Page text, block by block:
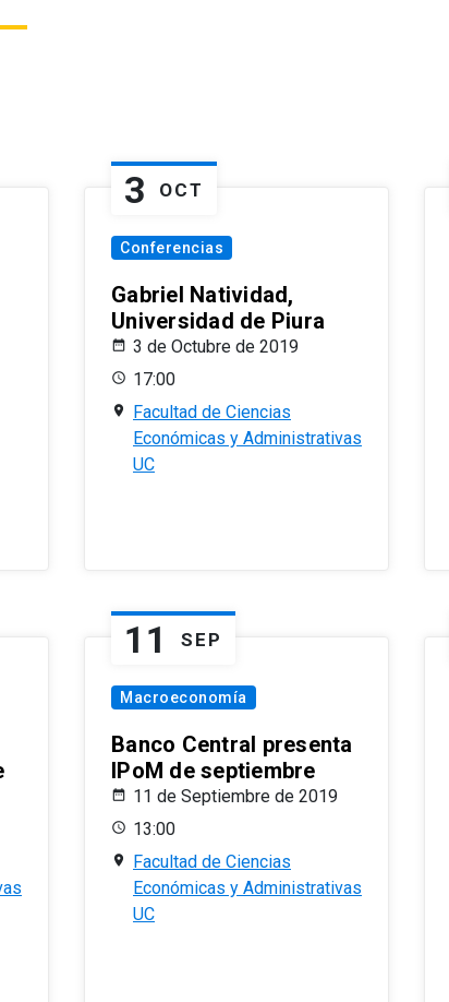
3 OCT
Conferencias
Gabriel Natividad,
Universidad de Piura
3 de Octubre de 2019
17:00
Facultad de Ciencias
Económicas y Administrativas
UC
11 SEP
Macroeconomía
Banco Central presenta
IPoM de septiembre
11 de Septiembre de 2019
13:00
Facultad de Ciencias
Económicas y Administrativas
UC